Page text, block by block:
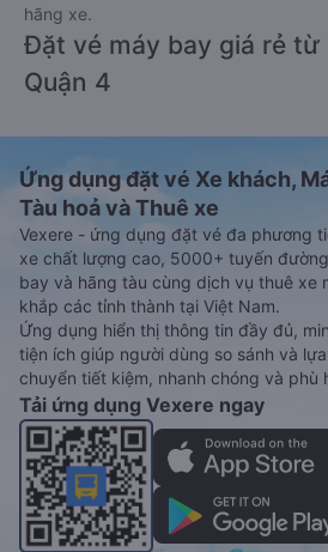
hãng xe.
Đặt vé máy bay giá rẻ từ
Quận 4
Ứng dụng đặt vé Xe khách,
Tàu hoả và Thuê xe
Vexere - ứng dụng đặt vé đa phương
xe chất lượng cao, 5000+ tuyến
bay và hãng tàu cùng dịch vụ thuê xe
khắp các tỉnh thành tại Việt Nam.
Ứng dụng hiển thị thông tin đầy đủ,
tiện ích giúp người dùng so sánh và
chuyển tiết kiệm, nhanh chóng và phù
Tải ứng dụng Vexere ngay